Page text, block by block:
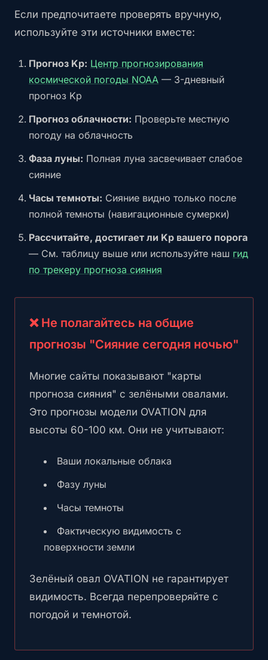
Если предпочитаете проверять вручную,
используйте эти источники вместе:
Прогноз Kp: Центр прогнозирования
космической погоды NOAA — 3-дневный
прогноз Kp
Прогноз облачности: Проверьте местную
погоду на облачность
Фаза луны: Полная луна засвечивает слабое
сияние
Часы темноты: Сияние видно только после
полной темноты (навигационные сумерки)
Рассчитайте, достигает ли Kp вашего порога
— См. таблицу выше или используйте наш гид
по трекеру прогноза сияния
❌ Не полагайтесь на общие
прогнозы "Сияние сегодня ночью"
Многие сайты показывают "карты
прогноза сияния" с зелёными овалами.
Это прогнозы модели OVATION для
высоты 60-100 км. Они не учитывают:
Ваши локальные облака
Фазу луны
Часы темноты
Фактическую видимость с
поверхности земли
Зелёный овал OVATION не гарантирует
видимость. Всегда перепроверяйте с
погодой и темнотой.